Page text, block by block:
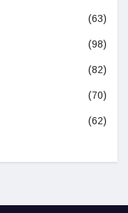
(63)
(98)
(82)
(70)
(62)